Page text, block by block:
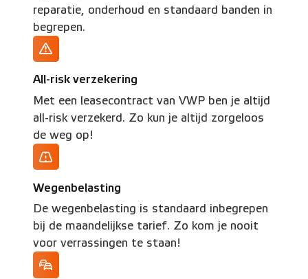
reparatie, onderhoud en standaard banden in
begrepen.
All-risk verzekering
Met een leasecontract van VWP ben je altijd
all-risk verzekerd. Zo kun je altijd zorgeloos
de weg op!
Wegenbelasting
De wegenbelasting is standaard inbegrepen
bij de maandelijkse tarief. Zo kom je nooit
voor verrassingen te staan!